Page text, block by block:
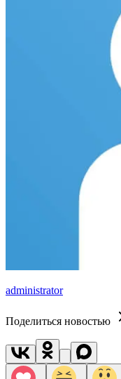
administrator
Поделиться новостью